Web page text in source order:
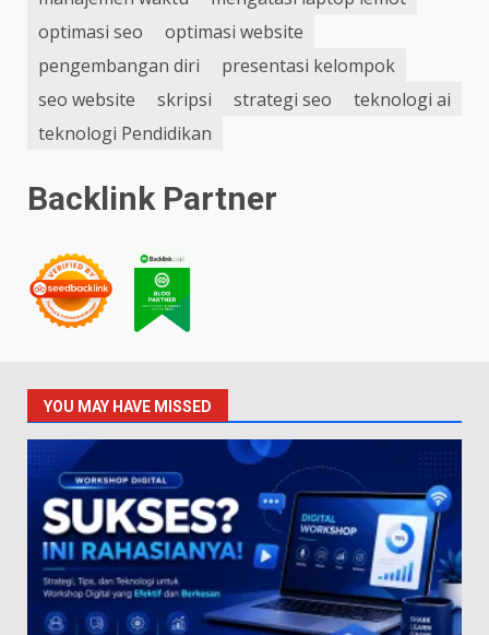
optimasi seo
optimasi website
pengembangan diri
presentasi kelompok
seo website
skripsi strategi seo
teknologi ai
teknologi Pendidikan
Backlink Partner
YOU MAY HAVE MISSED